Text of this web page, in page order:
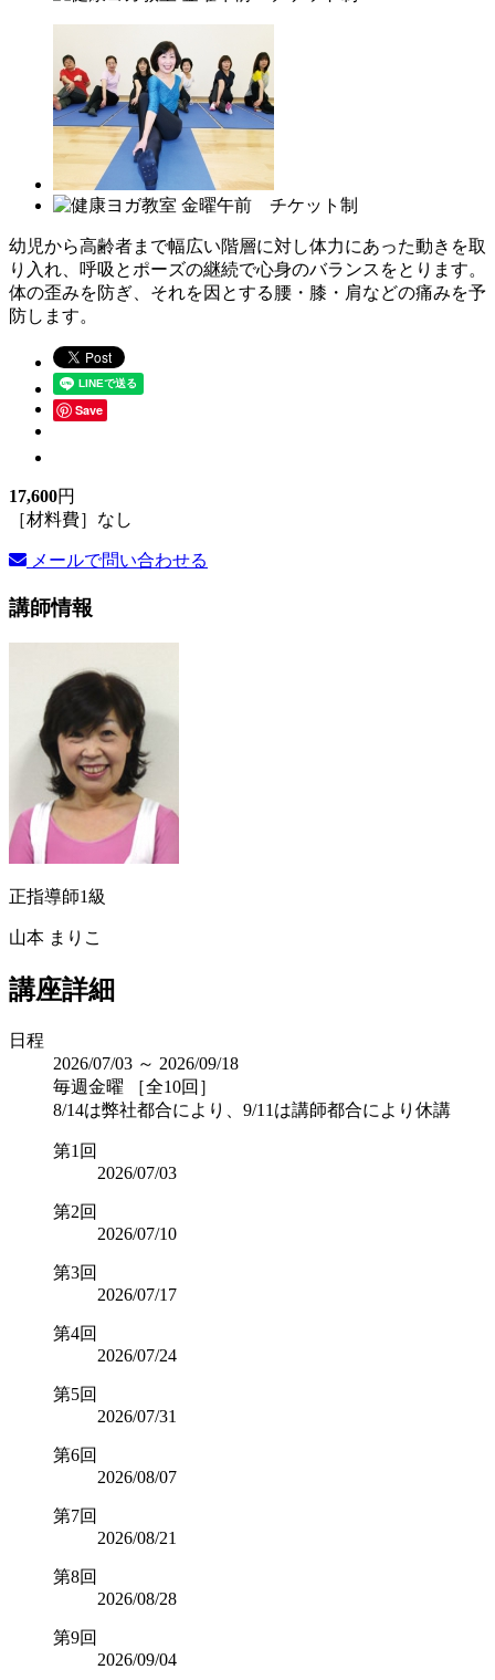
幼児から高齢者まで幅広い階層に対し体力にあった動きを取
り入れ、呼吸とポーズの継続で心身のバランスをとります。
体の歪みを防ぎ、それを因とする腰・膝・肩などの痛みを予
防します。
Save
17,600円
［材料費］なし
メールで問い合わせる
講師情報
正指導師1級
山本 まりこ
講座詳細
日程
2026/07/03 ～ 2026/09/18
毎週金曜 ［全10回］
8/14は弊社都合により、9/11は講師都合により休講
第1回
2026/07/03
第2回
2026/07/10
第3回
2026/07/17
第4回
2026/07/24
第5回
2026/07/31
第6回
2026/08/07
第7回
2026/08/21
第8回
2026/08/28
第9回
2026/09/04